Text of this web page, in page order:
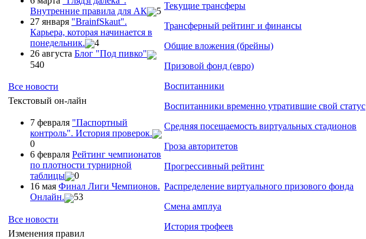
Внутренние правила для АК
5
27 января "ВrainfSkaut".
Карьера, которая начинается в
понедельник.
4
26 августа Блог "Под пивко"
540
Все новости
Текстовый он-лайн
7 февраля "Паспортный
контроль". История проверок.
0
6 февраля Рейтинг чемпионатов
по плотности турнирной
таблицы
0
16 мая Финал Лиги Чемпионов.
Онлайн.
53
Все новости
Изменения правил
Текущие трансферы
Трансферный рейтинг и финансы
Общие вложения (брейны)
Призовой фонд (евро)
Воспитанники
Воспитанники временно утратившие свой статус
Средняя посещаемость виртуальных стадионов
Гроза авторитетов
Прогрессивный рейтинг
Распределение виртуального призового фонда
Смена амплуа
История трофеев